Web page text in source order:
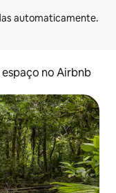
espaço no Airbnb